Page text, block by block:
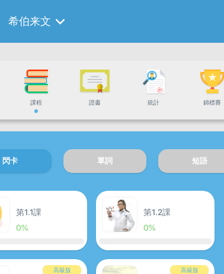
希伯来文
課程 證書 統計 錦標賽
閃卡 單詞 短語
第1.1課
0%
第1.2課
0%
高級版 高級版